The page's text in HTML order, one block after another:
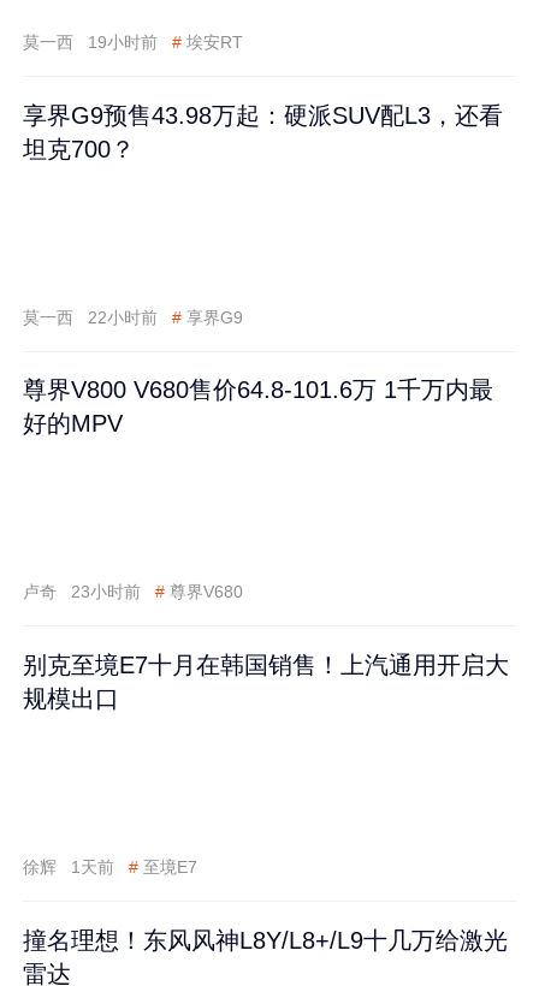
莫一西 19小时前 # 埃安RT
享界G9预售43.98万起：硬派SUV配L3，还看
坦克700？
莫一西 22小时前 # 享界G9
尊界V800 V680售价64.8-101.6万 1千万内最
好的MPV
卢奇 23小时前 # 尊界V680
别克至境E7十月在韩国销售！上汽通用开启大
规模出口
徐辉 1天前 # 至境E7
撞名理想！东风风神L8Y/L8+/L9十几万给激光
雷达